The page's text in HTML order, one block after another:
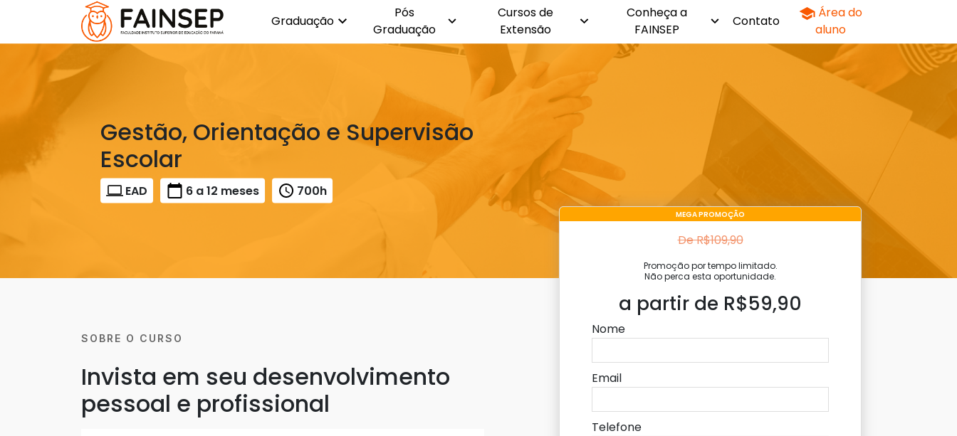
Graduação
Pós
Graduação
Cursos de
Extensão
Conheça a
FAINSEP
Contato
Área do
aluno
Gestão, Orientação e Supervisão
Escolar
EAD 6 a 12 meses 700h
SOBRE O CURSO
Invista em seu desenvolvimento
pessoal e profissional
MEGA PROMOÇÃO
De R$109,90
Promoção por tempo limitado.
Não perca esta oportunidade.
a partir de R$59,90
Nome
Email
Telefone